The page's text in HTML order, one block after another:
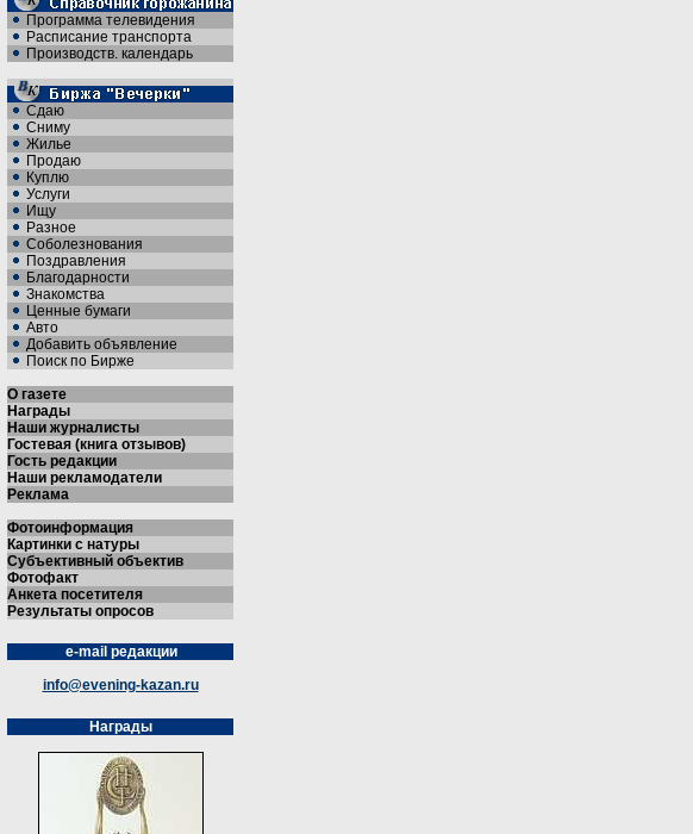
Программа телевидения
Расписание транспорта
Производств. календарь
Сдаю
Сниму
Жилье
Продаю
Куплю
Услуги
Ищу
Разное
Соболезнования
Поздравления
Благодарности
Знакомства
Ценные бумаги
Авто
Добавить объявление
Поиск по Бирже
О газете
Награды
Наши журналисты
Гостевая (книга отзывов)
Гость редакции
Наши рекламодатели
Реклама
Фотоинформация
Картинки с натуры
Субъективный объектив
Фотофакт
Анкета посетителя
Результаты опросов
e-mail редакции
info@evening-kazan.ru
Награды